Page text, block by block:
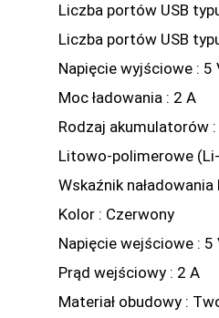
Liczba portów USB
Liczba portów USB
Napięcie wyjściowe : 5
Moc ładowania : 2 A
Rodzaj akumulatorów :
Litowo-polimerowe
Wskaźnik
Kolor : Czerwony
Napięcie wejściowe : 5
Prąd wejściowy : 2 A
Materiał obudowy :